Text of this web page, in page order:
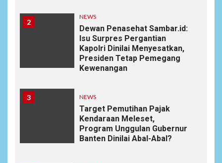
2
NEWS
Dewan Penasehat Sambar.id:
Isu Surpres Pergantian
Kapolri Dinilai Menyesatkan,
Presiden Tetap Pemegang
Kewenangan
3 NEWS
Target Pemutihan Pajak
Kendaraan Meleset,
Program Unggulan Gubernur
Banten Dinilai Abal-Abal?